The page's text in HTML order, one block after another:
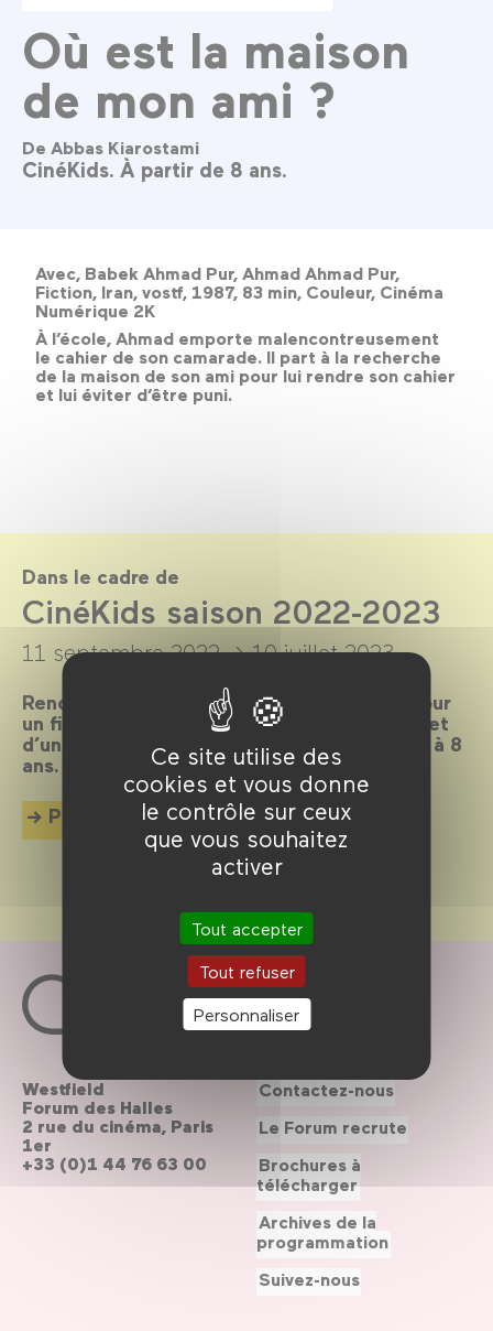
Ce site utilise des
cookies et vous donne
le contrôle sur ceux
que vous souhaitez
activer
Tout accepter
Tout refuser
Personnaliser
Où est la maison
de mon ami ?
De Abbas Kiarostami
CinéKids. À partir de 8 ans.
Avec, Babek Ahmad Pur, Ahmad Ahmad Pur,
Fiction, Iran, vostf, 1987, 83 min, Couleur, Cinéma
Numérique 2K
À l’école, Ahmad emporte malencontreusement
le cahier de son camarade. Il part à la recherche
de la maison de son ami pour lui rendre son cahier
et lui éviter d’être puni.
Dans le cadre de
CinéKids saison 2022-2023
11 septembre 2022 → 10 juillet 2023
Rendez-vous les mercredis et dimanches pour
un film suivi d’un débat ou d’une animation et
d’un goûter, dédiés aux enfants de 18 mois à 8
ans.
Plus d'info
Westfield
Forum des Halles
2 rue du cinéma, Paris
1er
+33 (0)1 44 76 63 00
Contactez-nous
Le Forum recrute
Brochures à
télécharger
Archives de la
programmation
Suivez-nous